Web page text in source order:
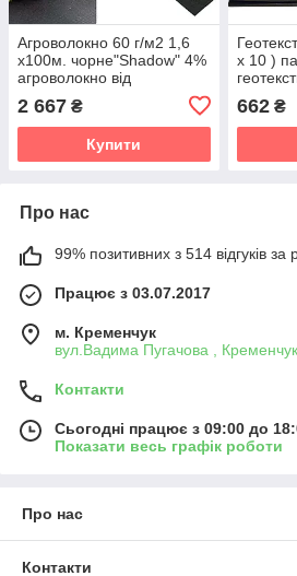
Агроволокно 60 г/м2 1,6
х100м. чорне"Shadow" 4%
агроволокно від
2 667 ₴
Купити
х 10 )
662₴
Про нас
99% позитивних з 514 відгуків за
Працює з 03.07.2017
м. Кременчук
вул.Вадима Пугачова ,
Контакти
Сьогодні працює з 09:00 до
Показати весь графік роботи
Про нас
Контакти